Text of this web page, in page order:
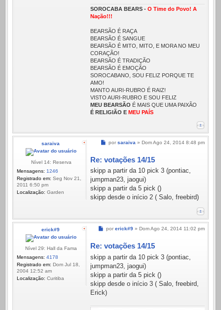
SOROCABA BEARS - O Time do Povo! A
Nação!!!
BEARSÃO É RAÇA
BEARSÃO É SANGUE
BEARSÃO É MITO, MITO, E MORA NO MEU
CORAÇÃO!
BEARSÃO É TRADIÇÃO
BEARSÃO É EMOÇÃO
SOROCABANO, SOU FELIZ PORQUE TE
AMO!
MANTO AURI-RUBRO É RAIZ!
VISTO AURI-RUBRO E SOU FELIZ
MEU BEARSÃO É MAIS QUE UMA PAIXÃO
É RELIGIÃO E MEU PAÍS
saraiva
Nível 14: Reserva
Mensagens: 1246
Registrado em: Seg Nov 21,
2011 6:50 pm
Localização: Garden
Mensagem
por saraiva » Dom Ago 24, 2014 8:48 pm
Re: votações 14/15
skipp a partir da 10 pick 3 (pontiac,
jumpman23, jaogui)
skipp a partir da 5 pick ()
skipp desde o início 2 ( Salo, freebird)
erick#9
Nível 29: Hall da Fama
Mensagens: 4178
Registrado em: Dom Jul 18,
2004 12:52 am
Localização: Curitiba
Mensagem
por erick#9 » Dom Ago 24, 2014 11:02 pm
Re: votações 14/15
skipp a partir da 10 pick 3 (pontiac,
jumpman23, jaogui)
skipp a partir da 5 pick ()
skipp desde o início 3 ( Salo, freebird,
Erick)